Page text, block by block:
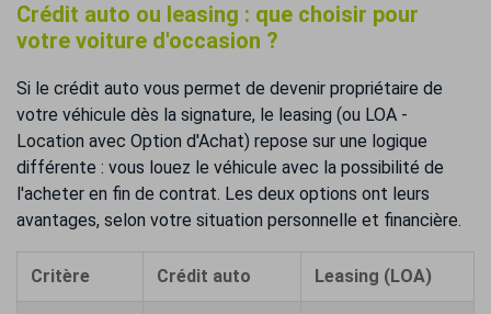
Crédit auto ou leasing : que choisir pour
votre voiture d'occasion ?
Si le crédit auto vous permet de devenir propriétaire de
votre véhicule dès la signature, le leasing (ou LOA -
Location avec Option d'Achat) repose sur une logique
différente : vous louez le véhicule avec la possibilité de
l'acheter en fin de contrat. Les deux options ont leurs
avantages, selon votre situation personnelle et financière.
Critère Crédit auto Leasing (LOA)